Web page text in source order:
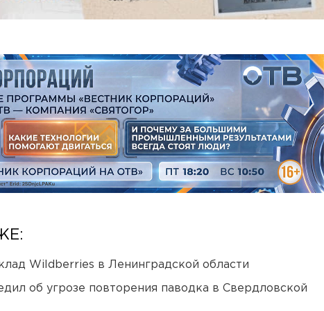
Wildberries в Ленинградской области
об угрозе повторения паводка в Свердловской